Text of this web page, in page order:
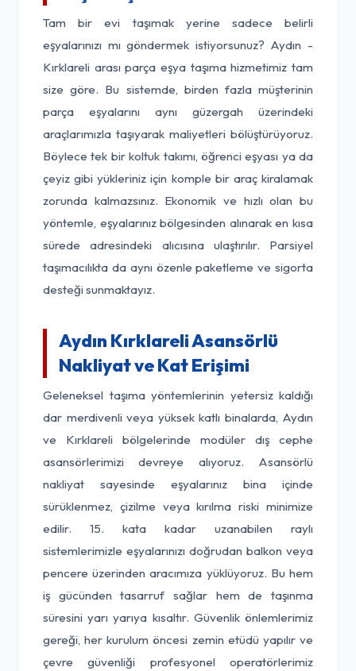
Tam bir evi taşımak yerine sadece belirli
eşyalarınızı mı göndermek istiyorsunuz? Aydın -
Kırklareli arası parça eşya taşıma hizmetimiz tam
size göre. Bu sistemde, birden fazla müşterinin
parça eşyalarını aynı güzergah üzerindeki
araçlarımızla taşıyarak maliyetleri bölüştürüyoruz.
Böylece tek bir koltuk takımı, öğrenci eşyası ya da
çeyiz gibi yükleriniz için komple bir araç kiralamak
zorunda kalmazsınız. Ekonomik ve hızlı olan bu
yöntemle, eşyalarınız bölgesinden alınarak en kısa
sürede adresindeki alıcısına ulaştırılır. Parsiyel
taşımacılıkta da aynı özenle paketleme ve sigorta
desteği sunmaktayız.
Aydın Kırklareli Asansörlü
Nakliyat ve Kat Erişimi
Geleneksel taşıma yöntemlerinin yetersiz kaldığı
dar merdivenli veya yüksek katlı binalarda, Aydın
ve Kırklareli bölgelerinde modüler dış cephe
asansörlerimizi devreye alıyoruz. Asansörlü
nakliyat sayesinde eşyalarınız bina içinde
sürüklenmez, çizilme veya kırılma riski minimize
edilir. 15. kata kadar uzanabilen raylı
sistemlerimizle eşyalarınızı doğrudan balkon veya
pencere üzerinden aracımıza yüklüyoruz. Bu hem
iş gücünden tasarruf sağlar hem de taşınma
süresini yarı yarıya kısaltır. Güvenlik önlemlerimiz
gereği, her kurulum öncesi zemin etüdü yapılır ve
çevre güvenliği profesyonel operatörlerimiz